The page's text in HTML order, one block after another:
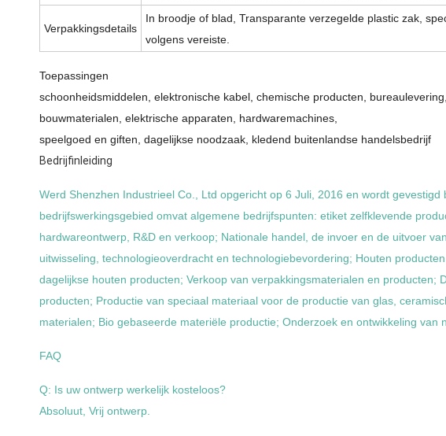
Verpakkingsdetails
In broodje of blad, Transparante verzegelde plastic zak,
volgens vereiste.
Toepassingen
schoonheidsmiddelen, elektronische kabel, chemische producten, bureaulevering,
bouwmaterialen, elektrische apparaten, hardwaremachines,
speelgoed en giften, dagelijkse noodzaak, kledend buitenlandse handelsbedrijf
Bedrijfinleiding
Werd Shenzhen Industrieel Co., Ltd opgericht op 6 Juli, 2016 en wordt
bedrijfswerkingsgebied omvat algemene bedrijfspunten: etiket zelfklevende
hardwareontwerp, R&D en verkoop; Nationale handel, de invoer en de uitvoer
uitwisseling, technologieoverdracht en technologiebevordering; Houten
dagelijkse houten producten; Verkoop van verpakkingsmaterialen en
producten; Productie van speciaal materiaal voor de productie van glas,
materialen; Bio gebaseerde materiële productie; Onderzoek en ontwikkeling van
FAQ
Q: Is uw ontwerp werkelijk kosteloos?
Absoluut, Vrij ontwerp.